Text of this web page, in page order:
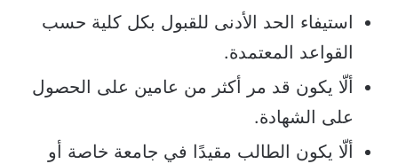
استيفاء الحد الأدنى للقبول بكل كلية حسب
القواعد المعتمدة.
ألّا يكون قد مر أكثر من عامين على الحصول
على الشهادة.
ألّا يكون الطالب مقيدًا في جامعة خاصة أو